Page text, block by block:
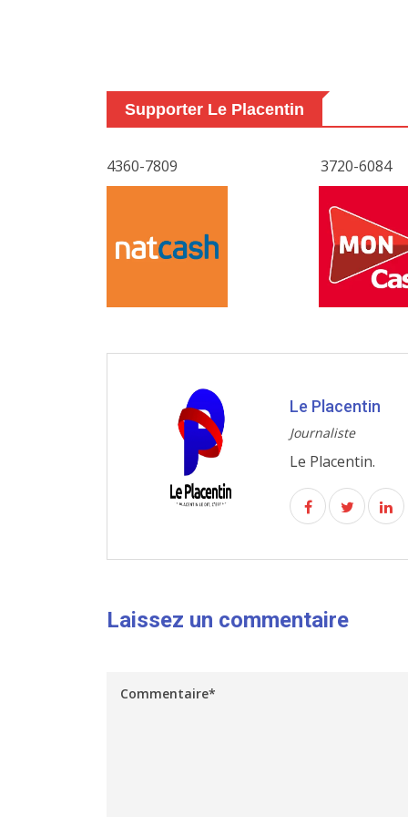
Supporter Le Placentin
4360-7809 3720-6084
Le Placentin
Journaliste
Le Placentin.
Laissez un commentaire